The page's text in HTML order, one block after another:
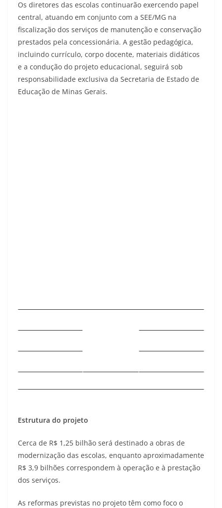
Os diretores das escolas continuarão exercendo papel
central, atuando em conjunto com a SEE/MG na
fiscalização dos serviços de manutenção e conservação
prestados pela concessionária. A gestão pedagógica,
incluindo currículo, corpo docente, materiais didáticos
e a condução do projeto educacional, seguirá sob
responsabilidade exclusiva da Secretaria de Estado de
Educação de Minas Gerais.
Estrutura do projeto
Cerca de R$ 1,25 bilhão será destinado a obras de
modernização das escolas, enquanto aproximadamente
R$ 3,9 bilhões correspondem à operação e à prestação
dos serviços.
As reformas previstas no projeto têm como foco o